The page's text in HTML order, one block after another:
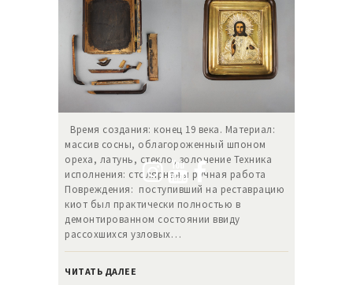
Время создания: конец 19 века. Материал:
массив сосны, облагороженный шпоном
ореха, латунь, стекло, золочение Техника
исполнения: столярная и ручная работа
Повреждения: поступивший на реставрацию
киот был практически полностью в
демонтированном состоянии ввиду
рассохшихся узловых…
ЧИТАТЬ ДАЛЕЕ